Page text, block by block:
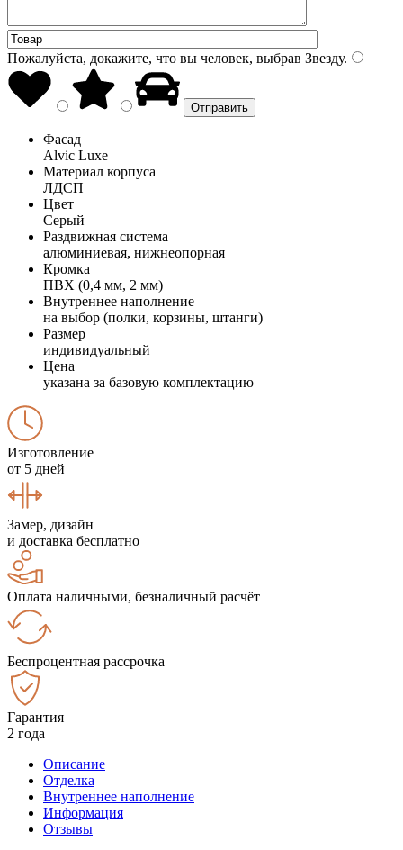
Пожалуйста, докажите, что вы человек, выбрав Звезду.
Фасад
Alvic Luxe
Материал корпуса
ЛДСП
Цвет
Серый
Раздвижная система
алюминиевая, нижнеопорная
Кромка
ПВХ (0,4 мм, 2 мм)
Внутреннее наполнение
на выбор (полки, корзины, штанги)
Размер
индивидуальный
Цена
указана за базовую комплектацию
Изготовление
от 5 дней
Замер, дизайн
и доставка бесплатно
Оплата наличными, безналичный расчёт
Беспроцентная рассрочка
Гарантия
2 года
Описание
Отделка
Внутреннее наполнение
Информация
Отзывы